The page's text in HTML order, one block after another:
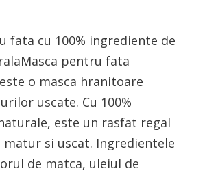
fata cu 100% ingrediente de
pentru fata
o masca hranitoare
uscate. Cu 100%
este un rasfat regal
si uscat. Ingredientele
de matca, uleiul de